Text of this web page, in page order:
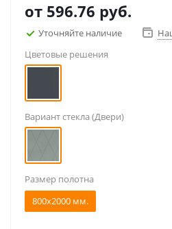
от 596.76 руб.
Уточняйте наличие
Цветовые решения
Вариант стекла (Двери)
Размер полотна
800x2000 мм.